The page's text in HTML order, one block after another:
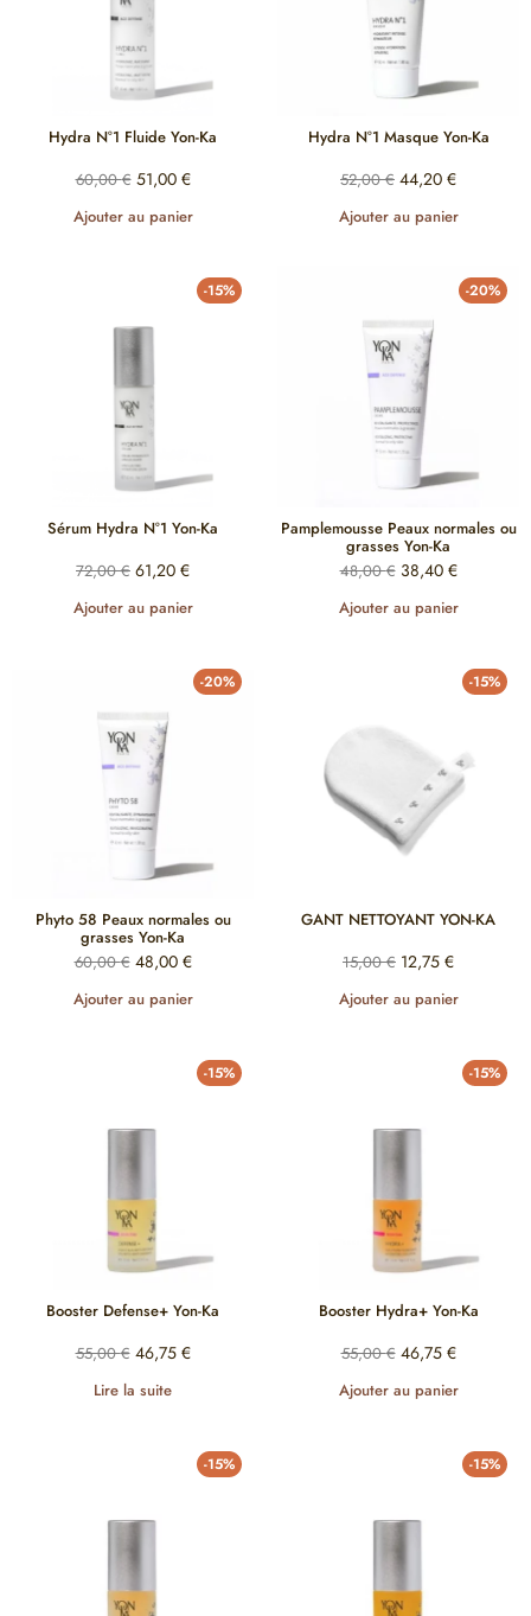
Hydra N°1 Fluide Yon-Ka
60,00€ 51,00 €
Ajouter au panier
Hydra N°1 Masque Yon-Ka
52,00€ 44,20 €
Ajouter au panier
-15%
Sérum Hydra N°1 Yon-Ka
72,00€ 61,20 €
Ajouter au panier
-20%
Pamplemousse Peaux normales ou
grasses Yon-Ka
48,00€ 38,40 €
Ajouter au panier
-20%
Phyto 58 Peaux normales ou
grasses Yon-Ka
60,00€ 48,00 €
Ajouter au panier
-15%
GANT NETTOYANT YON-KA
15,00€ 12,75 €
Ajouter au panier
-15%
Booster Defense+ Yon-Ka
55,00€ 46,75 €
Lire la suite
-15%
Booster Hydra+ Yon-Ka
55,00€ 46,75 €
Ajouter au panier
-15% -15%